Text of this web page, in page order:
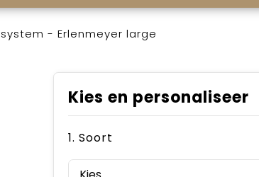
- Erlenmeyer large
Kies en personaliseer
1. Soort